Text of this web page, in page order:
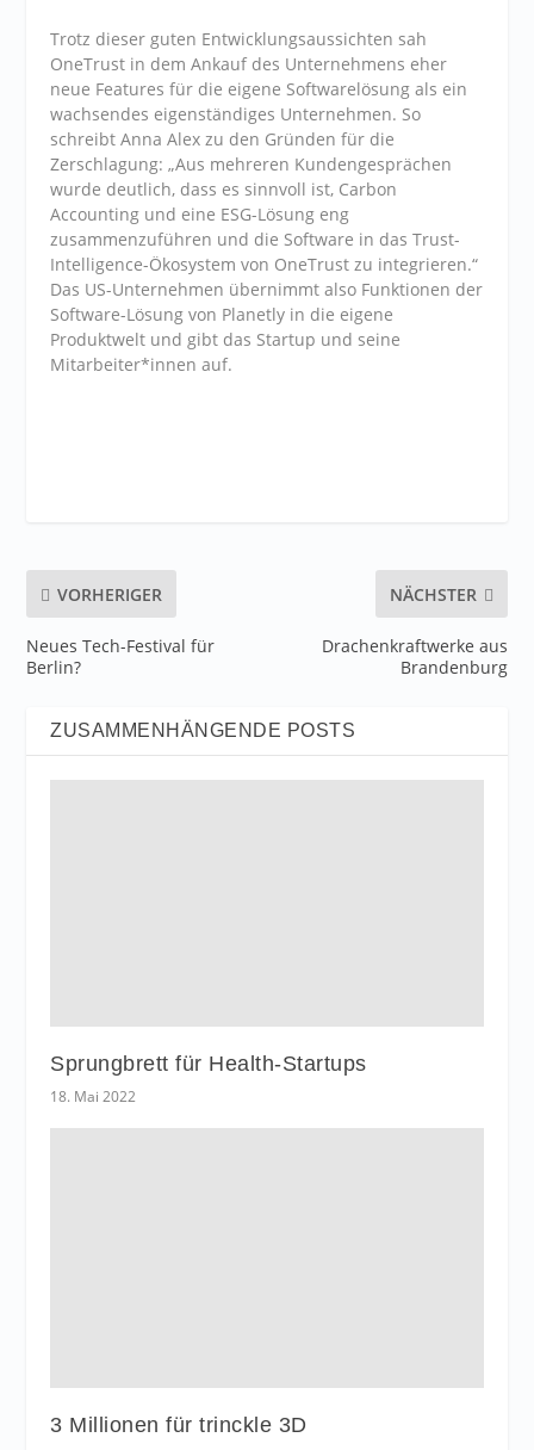
Trotz dieser guten Entwicklungsaussichten sah
OneTrust in dem Ankauf des Unternehmens eher
neue Features für die eigene Softwarelösung als ein
wachsendes eigenständiges Unternehmen. So
schreibt Anna Alex zu den Gründen für die
Zerschlagung: „Aus mehreren Kundengesprächen
wurde deutlich, dass es sinnvoll ist, Carbon
Accounting und eine ESG-Lösung eng
zusammenzuführen und die Software in das Trust-
Intelligence-Ökosystem von OneTrust zu integrieren.“
Das US-Unternehmen übernimmt also Funktionen der
Software-Lösung von Planetly in die eigene
Produktwelt und gibt das Startup und seine
Mitarbeiter*innen auf.
VORHERIGER
Neues Tech-Festival für
Berlin?
NÄCHSTER
Drachenkraftwerke aus
Brandenburg
ZUSAMMENHÄNGENDE POSTS
Sprungbrett für Health-Startups
18. Mai 2022
3 Millionen für trinckle 3D